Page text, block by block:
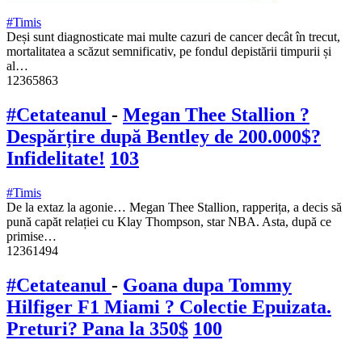
#Timis
Deși sunt diagnosticate mai multe cazuri de cancer decât în trecut,
mortalitatea a scăzut semnificativ, pe fondul depistării timpurii și
al…
12365863
#Cetateanul - Megan Thee Stallion ?
Despărțire după Bentley de 200.000$?
Infidelitate! 103
#Timis
De la extaz la agonie… Megan Thee Stallion, rapperița, a decis să
pună capăt relației cu Klay Thompson, star NBA. Asta, după ce
primise…
12361494
#Cetateanul - Goana dupa Tommy
Hilfiger F1 Miami ? Colectie Epuizata.
Preturi? Pana la 350$ 100